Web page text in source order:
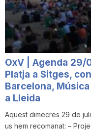
OxV | Agenda 29/
Platja a Sitges,
Barcelona,
a Lleida
Aquest dimecres 29 de
us hem recomanat: –